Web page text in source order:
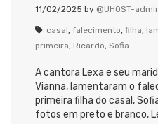
11/02/2025 by @UHOST-
casal, falecimento, filha,
primeira, Ricardo, Sofia
A cantora Lexa e seu
Vianna, lamentaram o
primeira filha do casal,
fotos em preto e branco,